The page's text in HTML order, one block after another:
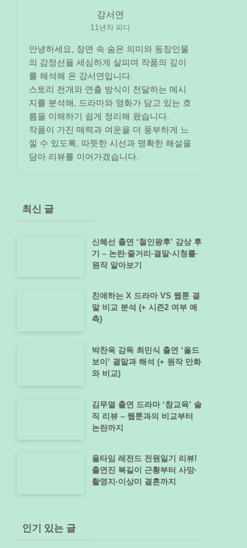
강서연
11년차 피디
안녕하세요, 장면 속 숨은 의미와 등장인물
의 감정선을 세심하게 살피며 작품의 깊이
를 해석해 온 강서연입니다.
스토리 전개와 연출 방식이 전달하는 메시
지를 분석해, 드라마와 영화가 담고 있는 흐
름을 이해하기 쉽게 정리해 왔습니다.
작품이 가진 매력과 여운을 더 풍부하게 느
낄 수 있도록, 따뜻한 시선과 명확한 해설을
담아 리뷰를 이어가겠습니다.
최신 글
신혜선 출연 ‘철인왕후’ 감상 후
기 – 논란·줄거리·결말·시청률·
원작 알아보기
친애하는 X 드라마 VS 웹툰 결
말 비교 분석 (+ 시즌2 여부 예
측)
박찬욱 감독 최민식 출연 ‘올드
보이’ 결말과 해석 (+ 원작 만화
와 비교)
김무열 출연 드라마 ‘참교육’ 솔
직 리뷰 – 웹툰과의 비교부터
논란까지
올타임 레전드 전원일기 리뷰!
출연진 복길이 근황부터 사망·
촬영지·이상미 결혼까지
인기 있는 글